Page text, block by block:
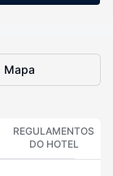
Mapa
REGULAMENTOS
DO HOTEL